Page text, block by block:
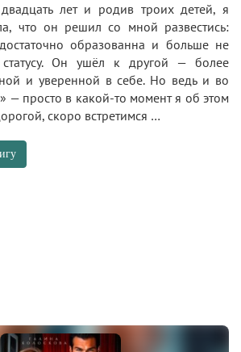
лет и родив троих детей, я
что он решил со мной развестись:
образованна и больше не
статусу. Он ушёл к другой — более
и уверенной в себе. Но ведь и во
— просто в какой-то момент я об этом
скоро встретимся …